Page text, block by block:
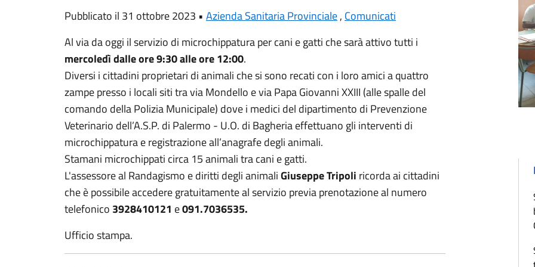
Pubblicato il 31 ottobre 2023 • Azienda Sanitaria Provinciale, Comunicati
Al via da oggi il servizio di microchippatura per cani e gatti che sarà attivo tutti i
mercoledì dalle ore 9:30 alle ore 12:00.
Diversi i cittadini proprietari di animali che si sono recati con i loro amici a quattro
zampe presso i locali siti tra via Mondello e via Papa Giovanni XXIII (alle spalle del
comando della Polizia Municipale) dove i medici del dipartimento di Prevenzione
Veterinario dell’A.S.P. di Palermo - U.O. di Bagheria effettuano gli interventi di
microchippatura e registrazione all’anagrafe degli animali.
Stamani microchippati circa 15 animali tra cani e gatti.
L'assessore al Randagismo e diritti degli animaliGiuseppe Tripoli ricorda ai cittadini
che è possibile accedere gratuitamente al servizio previa prenotazione al numero
telefonico 3928410121 e091.7036535.
Ufficio stampa.